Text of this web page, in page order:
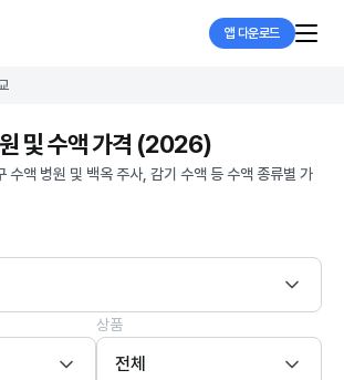
앱 다운로드
및 수액 가격 (2026)
수액 병원 및 백옥 주사, 감기 수액 등 수액 종류별 가
상품
전체